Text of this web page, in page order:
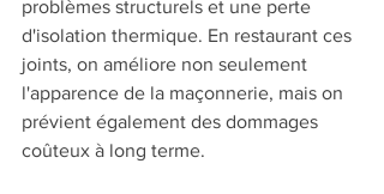
problèmes structurels et une perte
d'isolation thermique. En restaurant ces
joints, on améliore non seulement
l'apparence de la maçonnerie, mais on
prévient également des dommages
coûteux à long terme.